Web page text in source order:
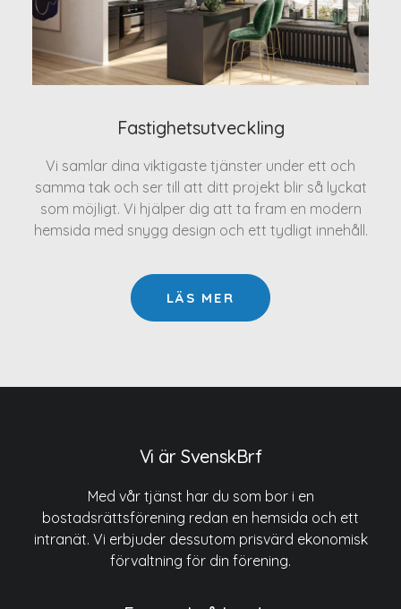
Fastighetsutveckling
Vi samlar dina viktigaste tjänster under ett och
samma tak och ser till att ditt projekt blir så lyckat
som möjligt. Vi hjälper dig att ta fram en modern
hemsida med snygg design och ett tydligt innehåll.
LÄS MER
Vi är SvenskBrf
Med vår tjänst har du som bor i en
bostadsrättsförening redan en hemsida och ett
intranät. Vi erbjuder dessutom prisvärd ekonomisk
förvaltning för din förening.